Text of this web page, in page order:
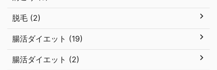
脱毛 (2)
腸活ダイエット (19)
腸活ダイエット (2)